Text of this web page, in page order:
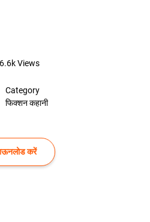
6.6kViews
Category
फिक्शन कहानी
करें